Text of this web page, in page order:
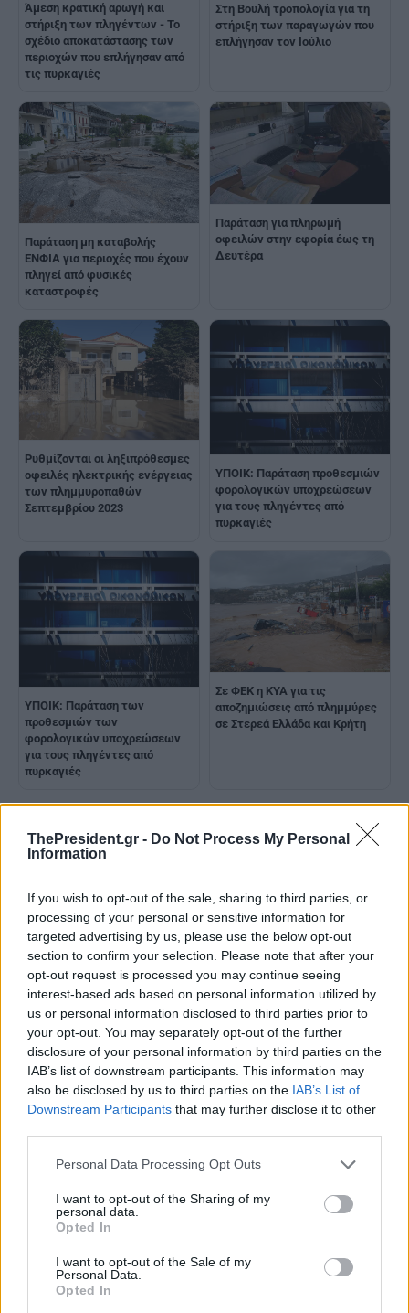
ThePresident.gr - Do Not Process My Personal
Information
If you wish to opt-out of the sale, sharing to third parties, or
processing of your personal or sensitive information for
targeted advertising by us, please use the below opt-out
section to confirm your selection. Please note that after your
opt-out request is processed you may continue seeing
interest-based ads based on personal information utilized by
us or personal information disclosed to third parties prior to
your opt-out. You may separately opt-out of the further
disclosure of your personal information by third parties on the
IAB’s list of downstream participants. This information may
also be disclosed by us to third parties on the IAB’s List of
Downstream Participants that may further disclose it to other
Personal Data Processing Opt Outs
I want to opt-out of the Sharing of my
personal data.
Opted In
I want to opt-out of the Sale of my
Personal Data.
Opted In
Άμεση κρατική αρωγή και
στήριξη των πληγέντων - Το
σχέδιο αποκατάστασης των
περιοχών που επλήγησαν από
τις πυρκαγιές
Στη Βουλή τροπολογία για τη
στήριξη των παραγωγών που
επλήγησαν τον Ιούλιο
Παράταση μη καταβολής
ΕΝΦΙΑ για περιοχές που έχουν
πληγεί από φυσικές
καταστροφές
Παράταση για πληρωμή
οφειλών στην εφορία έως τη
Δευτέρα
Ρυθμίζονται οι ληξιπρόθεσμες
οφειλές ηλεκτρικής ενέργειας
των πλημμυροπαθών
Σεπτεμβρίου 2023
ΥΠΟΙΚ: Παράταση προθεσμιών
φορολογικών υποχρεώσεων
για τους πληγέντες από
πυρκαγιές
ΥΠΟΙΚ: Παράταση των
προθεσμιών των
φορολογικών υποχρεώσεων
για τους πληγέντες από
πυρκαγιές
Σε ΦΕΚ η ΚΥΑ για τις
αποζημιώσεις από πλημμύρες
σε Στερεά Ελλάδα και Κρήτη